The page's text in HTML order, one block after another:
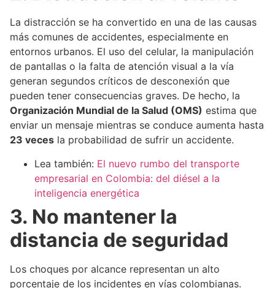
La distracción se ha convertido en una de las causas
más comunes de accidentes, especialmente en
entornos urbanos. El uso del celular, la manipulación
de pantallas o la falta de atención visual a la vía
generan segundos críticos de desconexión que
pueden tener consecuencias graves. De hecho, la
Organización Mundial de la Salud (OMS) estima que
enviar un mensaje mientras se conduce aumenta hasta
23 veces la probabilidad de sufrir un accidente.
Lea también: El nuevo rumbo del transporte
empresarial en Colombia: del diésel a la
inteligencia energética
3. No mantener la
distancia de seguridad
Los choques por alcance representan un alto
porcentaje de los incidentes en vías colombianas.